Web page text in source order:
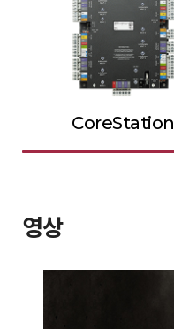
CoreStation
영상